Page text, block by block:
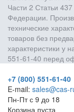
Части 2 Статьи
Федерации.
технические
товаров без
характеристики у
551-61-40 перед
+7 (800) 551-61-40
E-mail: sales@cas-
Пн-Пт с 9 до 18
Корзина пуста